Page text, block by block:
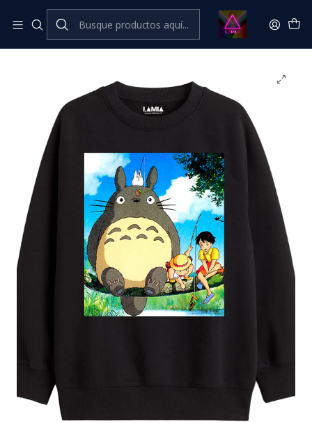
Inicio Catálogo Premium Cine Series y TV Premium
Polerón Mi Vecino Totoro Ghibli Línea Premium #1